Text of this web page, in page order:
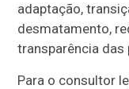
adaptação,
desmatamento,
transparência
Para o consultor